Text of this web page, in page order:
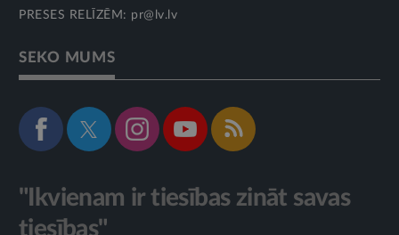
PRESES RELĪZĒM: pr@lv.lv
SEKO MUMS
"Ikvienam ir tiesības zināt savas
tiesības"